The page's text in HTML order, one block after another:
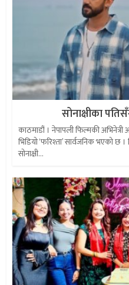
सोनाक्षीका
काठमाडौं । नेपापली फिल्मकी अभिनेत्री
भिडियो ‘फरिश्ता’ सार्वजनिक भएको छ
सोनाक्षी...